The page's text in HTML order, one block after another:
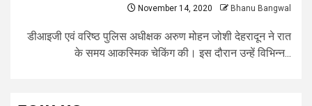
November 14, 2020 Bhanu Bangwal
डीआइजी एवं वरिष्ठ पुलिस अधीक्षक अरुण मोहन जोशी देहरादून ने रात
के समय आकस्मिक चेकिंग की। इस दौरान उन्हें विभिन्न...